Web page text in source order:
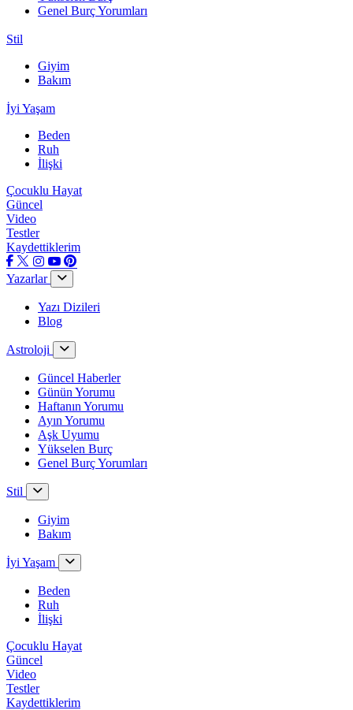
Genel Burç Yorumları
Stil
Giyim
Bakım
İyi Yaşam
Beden
Ruh
İlişki
Çocuklu Hayat
Güncel
Video
Testler
Kaydettiklerim
Yazarlar
Yazı Dizileri
Blog
Astroloji
Güncel Haberler
Günün Yorumu
Haftanın Yorumu
Ayın Yorumu
Aşk Uyumu
Yükselen Burç
Genel Burç Yorumları
Stil
Giyim
Bakım
İyi Yaşam
Beden
Ruh
İlişki
Çocuklu Hayat
Güncel
Video
Testler
Kaydettiklerim